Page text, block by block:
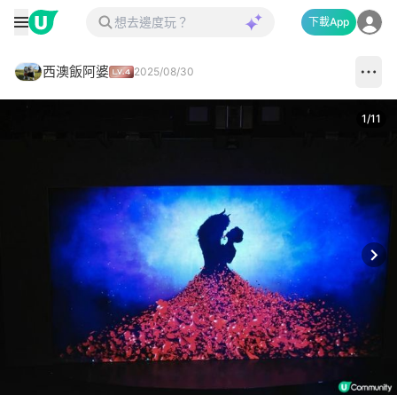
下載App
西澳飯阿婆 2025/08/30
1/11